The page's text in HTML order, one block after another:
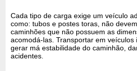
Cada tipo de carga exige um veículo
como: tubos e postes toras, não
caminhões que não possuem as
acomodá-las. Transportar em veículos
gerar má estabilidade do caminhão,
acidentes.